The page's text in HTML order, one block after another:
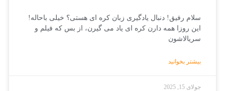
سلام رفیق! دنبال یادگیری زبان کره ای هستی؟ خیلی باحاله!
این روزا همه دارن کره ای یاد می گیرن، از بس که فیلم و
سریالاشون
بیشتر بخوانید
جولای 15, 2025